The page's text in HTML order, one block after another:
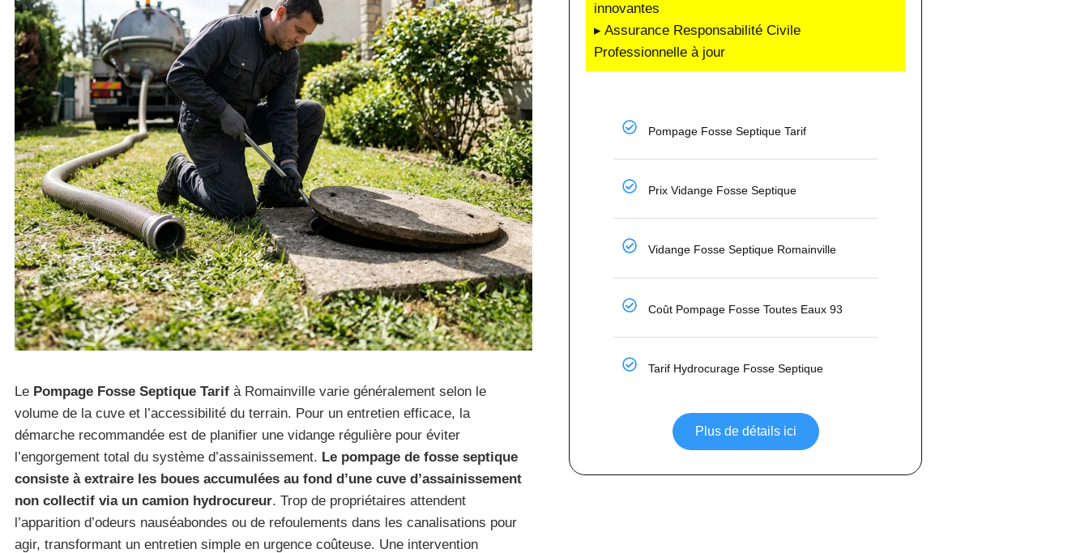
Le Pompage Fosse Septique Tarif à Romainville varie généralement selon le
volume de la cuve et l’accessibilité du terrain. Pour un entretien efficace, la
démarche recommandée est de planifier une vidange régulière pour éviter
l’engorgement total du système d’assainissement. Le pompage de fosse septique
consiste à extraire les boues accumulées au fond d’une cuve d’assainissement
non collectif via un camion hydrocureur. Trop de propriétaires attendent
l’apparition d’odeurs nauséabondes ou de refoulements dans les canalisations pour
agir, transformant un entretien simple en urgence coûteuse. Une intervention
innovantes
▸ Assurance Responsabilité Civile
Professionnelle à jour
Pompage Fosse Septique Tarif
Prix Vidange Fosse Septique
Vidange Fosse Septique Romainville
Coût Pompage Fosse Toutes Eaux 93
Tarif Hydrocurage Fosse Septique
Plus de détails ici